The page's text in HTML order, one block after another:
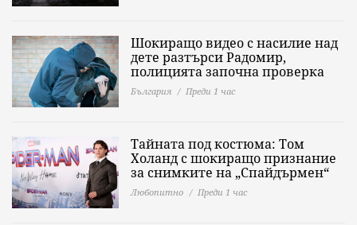
Шокиращо видео с насилие над
дете разтърси Радомир,
полицията започна проверка
България Преди 1 час
Тайната под костюма: Том
Холанд с шокиращо признание
за снимките на „Спайдърмен“
Любопитно Преди 1 час